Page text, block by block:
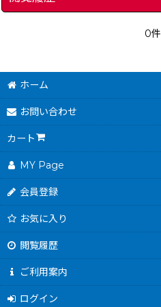
0件
ホーム
お問い合わせ
カート
MY Page
会員登録
お気に入り
閲覧履歴
ご利用案内
ログイン